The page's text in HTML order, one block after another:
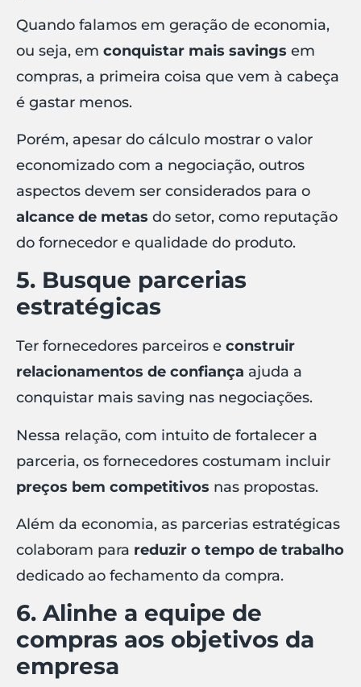
Quando falamos em geração de economia,
ou seja, em conquistar mais savings em
compras, a primeira coisa que vem à cabeça
é gastar menos.
Porém, apesar do cálculo mostrar o valor
economizado com a negociação, outros
aspectos devem ser considerados para o
alcance de metas do setor, como reputação
do fornecedor e qualidade do produto.
5. Busque parcerias
estratégicas
Ter fornecedores parceiros e construir
relacionamentos de confiança ajuda a
conquistar mais saving nas negociações.
Nessa relação, com intuito de fortalecer a
parceria, os fornecedores costumam incluir
preços bem competitivos nas propostas.
Além da economia, as parcerias estratégicas
colaboram para reduzir o tempo de trabalho
dedicado ao fechamento da compra.
6. Alinhe a equipe de
compras aos objetivos da
empresa